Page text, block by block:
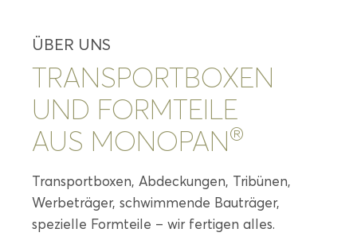
TRANSPORTBOXEN
UND FORMTEILE
AUS MONOPAN®
ÜBER UNS
Transportboxen, Abdeckungen, Tribünen,
Werbeträger, schwimmende Bauträger,
spezielle Formteile – wir fertigen alles.